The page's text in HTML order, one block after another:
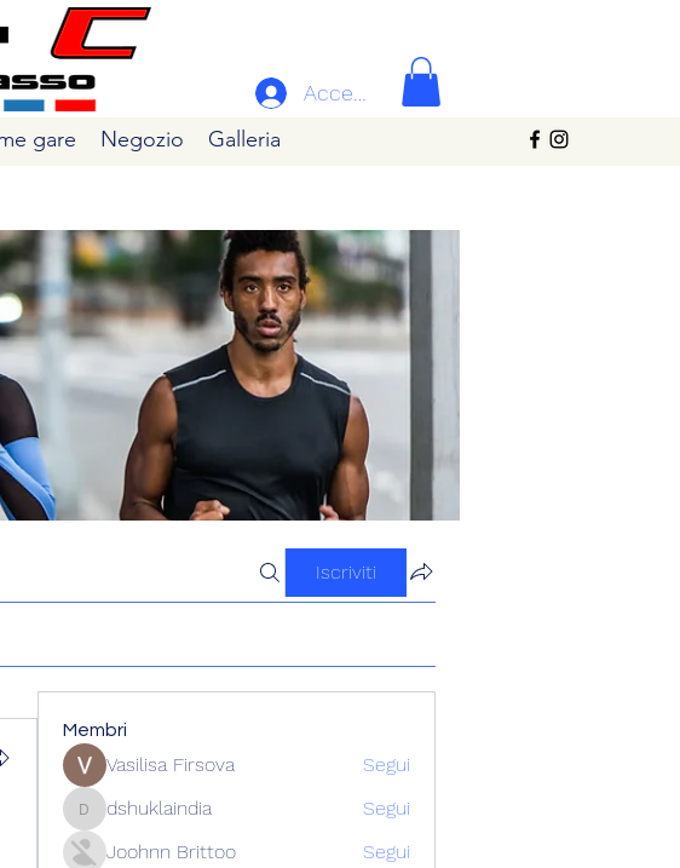
Accedi
gare Negozio Galleria
Iscriviti
Membri
Vasilisa Firsova Segui
dshuklaindia
dshuklaindia
Segui
Joohnn Brittoo
Segui